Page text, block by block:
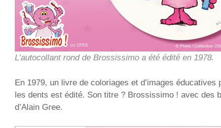
L’autocollant rond de Brossissimo a été édité en 1978.
En 1979, un livre de coloriages et d’images éducatives
les dents est édité. Son titre ? Brossissimo ! avec des
d’Alain Gree.